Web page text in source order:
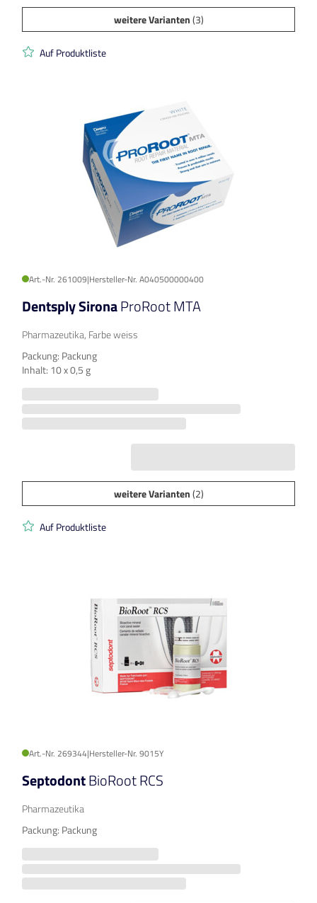
weitere Varianten(3)
Auf Produktliste
Art.-Nr. 261009|Hersteller-Nr. A040500000400
Dentsply SironaProRoot MTA
Pharmazeutika, Farbe weiss
Packung: Packung
Inhalt: 10 x 0,5 g
weitere Varianten(2)
Auf Produktliste
Art.-Nr. 269344|Hersteller-Nr. 9015Y
SeptodontBioRoot RCS
Pharmazeutika
Packung: Packung